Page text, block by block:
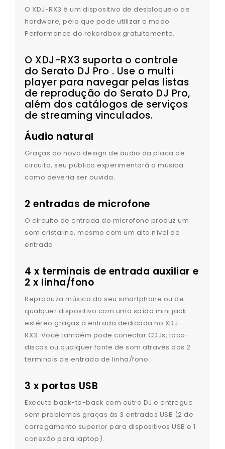
O XDJ-RX3 é um dispositivo de desbloqueio de
hardware, pelo que pode utilizar o modo
Performance do rekordbox gratuitamente.
O XDJ-RX3 suporta o controle
do Serato DJ Pro . Use o multi
player para navegar pelas listas
de reprodução do Serato DJ Pro,
além dos catálogos de serviços
de streaming vinculados.
Áudio natural
Graças ao novo design de áudio da placa de
circuito, seu público experimentará a música
como deveria ser ouvida.
2 entradas de microfone
O circuito de entrada do microfone produz um
som cristalino, mesmo com um alto nível de
entrada.
4 x terminais de entrada auxiliar e
2 x linha/fono
Reproduza música do seu smartphone ou de
qualquer dispositivo com uma saída mini jack
estéreo graças à entrada dedicada no XDJ-
RX3. Você também pode conectar CDJs, toca-
discos ou qualquer fonte de som através dos 2
terminais de entrada de linha/fono.
3 x portas USB
Execute back-to-back com outro DJ e entregue
sem problemas graças às 3 entradas USB (2 de
carregamento superior para dispositivos USB e 1
conexão para laptop).